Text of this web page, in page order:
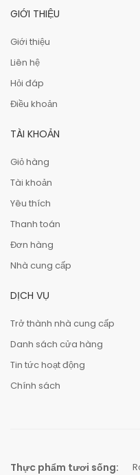
GIỚI THIỆU
Giới thiệu
Liên hệ
Hỏi đáp
Điều khoản
TÀI KHOẢN
Giỏ hàng
Tài khoản
Yêu thích
Thanh toán
Đơn hàng
Nhà cung cấp
DỊCH VỤ
Trở thành nhà cung cấp
Danh sách cửa hàng
Tin tức hoạt động
Chính sách
Thực phẩm tươi sống: